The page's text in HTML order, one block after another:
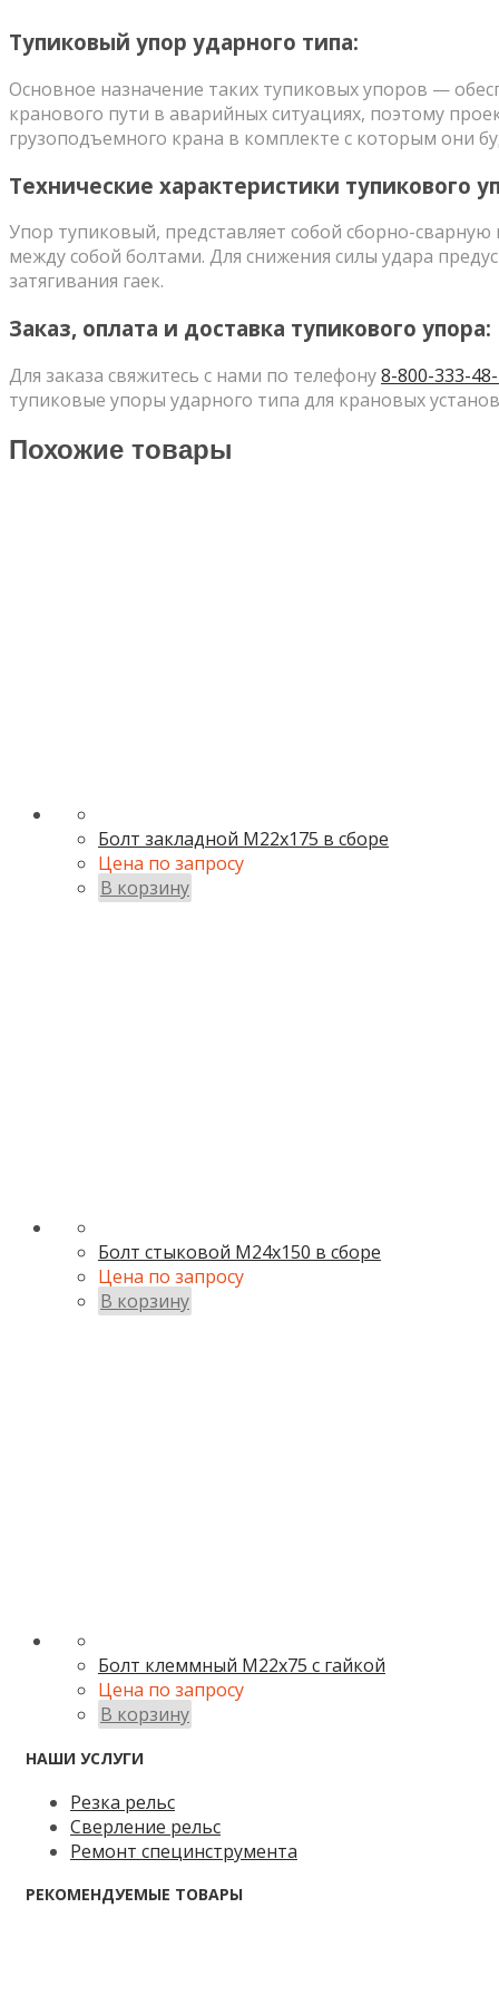
Тупиковый упор ударного типа:
Основное назначение таких тупиковых упоров —
кранового пути в аварийных ситуациях, поэтому
грузоподъемного крана в комплекте с которым они
Технические характеристики тупикового
Упор тупиковый, представляет собой сборно-
между собой болтами. Для снижения силы удара
затягивания гаек.
Заказ, оплата и доставка тупикового упора:
Для заказа свяжитесь с нами по телефону8-800-333-
тупиковые упоры ударного типа для крановых
Похожие товары
Болт закладной М22х175 в сборе
Цена по запросу
В корзину
Болт стыковой М24х150 в сборе
Цена по запросу
В корзину
Болт клеммный М22х75 с гайкой
Цена по запросу
В корзину
НАШИ УСЛУГИ
Резка рельс
Сверление рельс
Ремонт специнструмента
РЕКОМЕНДУЕМЫЕ ТОВАРЫ